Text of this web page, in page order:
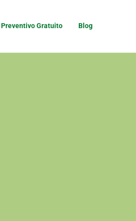
Preventivo Gratuito Blog